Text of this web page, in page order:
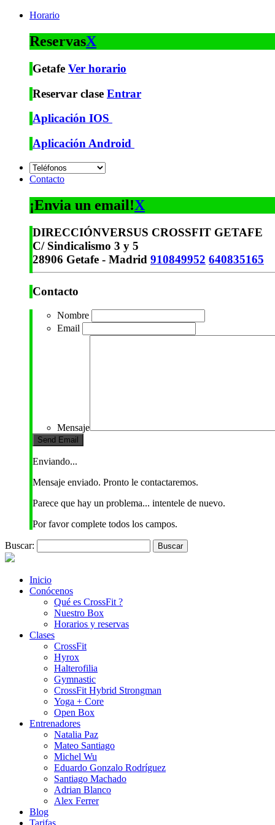
Horario
ReservasX
Getafe Ver horario
Reservar clase Entrar
Aplicación IOS
Aplicación Android
Contacto
¡Envia un email!X
DIRECCIÓNVERSUS CROSSFIT GETAFE
C/ Sindicalismo 3 y 5
28906 Getafe - Madrid 910849952 640835165
Contacto
Nombre
Email
Mensaje
Enviando...
Mensaje enviado. Pronto le contactaremos.
Parece que hay un problema... intentele de nuevo.
Por favor complete todos los campos.
Buscar:
Inicio
Conócenos
Qué es CrossFit ?
Nuestro Box
Horarios y reservas
Clases
CrossFit
Hyrox
Halterofilia
Gymnastic
CrossFit Hybrid Strongman
Yoga + Core
Open Box
Entrenadores
Natalia Paz
Mateo Santiago
Michel Wu
Eduardo Gonzalo Rodríguez
Santiago Machado
Adrian Blanco
Alex Ferrer
Blog